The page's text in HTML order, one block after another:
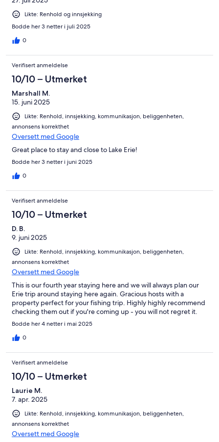
Likte: Renhold og innsjekking
Bodde her 3 netter i juli 2025
0
Verifisert anmeldelse
10/10 – Utmerket
Marshall M.
15. juni 2025
Likte: Renhold, innsjekking, kommunikasjon, beliggenheten,
annonsens korrekthet
Oversett med Google
Great place to stay and close to Lake Erie!
Bodde her 3 netter i juni 2025
0
Verifisert anmeldelse
10/10 – Utmerket
D. B.
9. juni 2025
Likte: Renhold, innsjekking, kommunikasjon, beliggenheten,
annonsens korrekthet
Oversett med Google
This is our fourth year staying here and we will always plan our
Erie trip around staying here again. Gracious hosts with a
property perfect for your fishing trip. Highly highly recommend
checking them out if you're coming up - you will not regret it.
Bodde her 4 netter i mai 2025
0
Verifisert anmeldelse
10/10 – Utmerket
Laurie M.
7. apr. 2025
Likte: Renhold, innsjekking, kommunikasjon, beliggenheten,
annonsens korrekthet
Oversett med Google